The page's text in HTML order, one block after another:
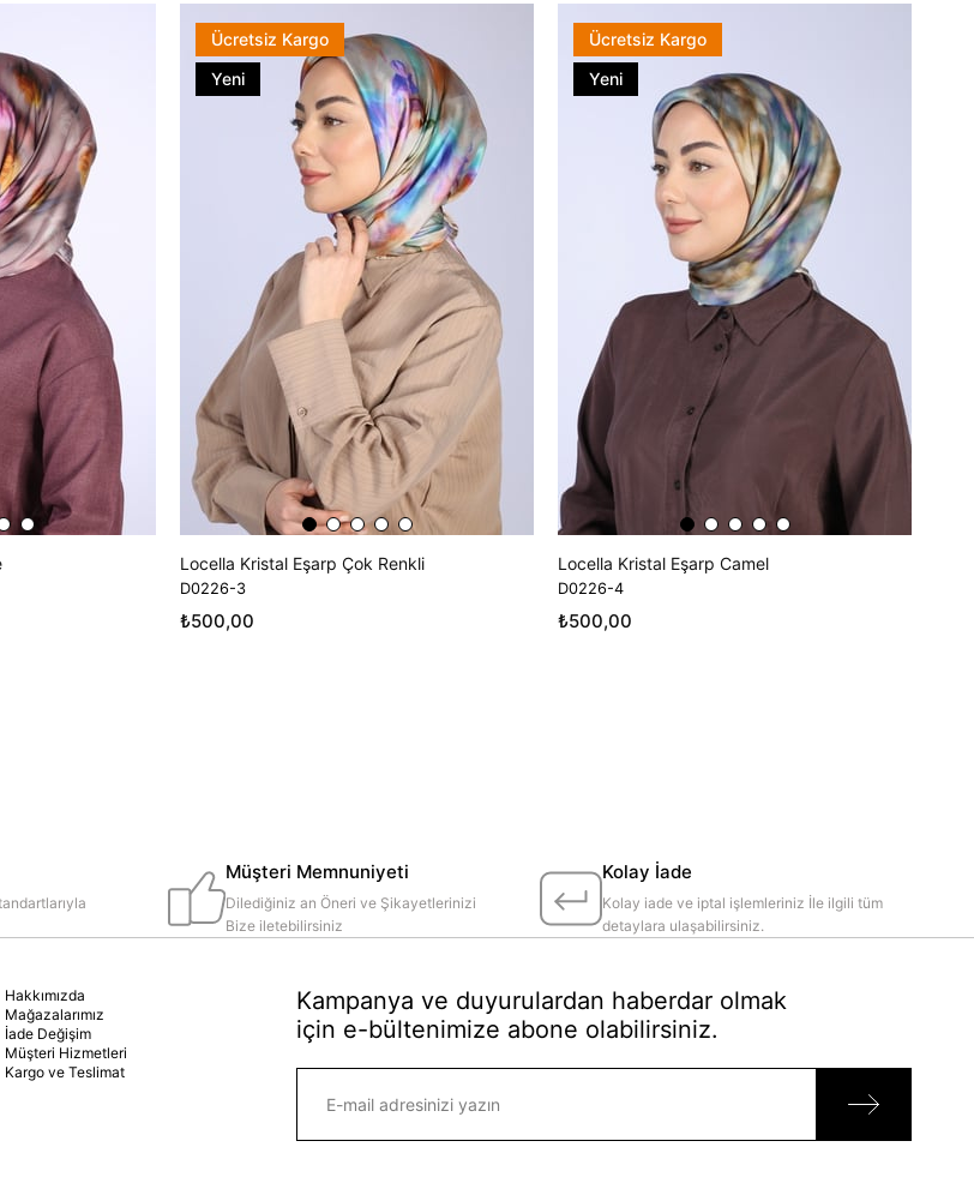
Locella Kristal Eşarp Çok Renkli
D0226-3
₺500,00
Ücretsiz Kargo
Yeni
Locella Kristal Eşarp Camel
D0226-4
₺500,00
Ücretsiz Kargo
Yeni
Müşteri Memnuniyeti
Dilediğiniz an Öneri ve Şikayetlerinizi
Bize iletebilirsiniz
Kolay İade
Kolay iade ve iptal işlemleriniz İle ilgili tüm
detaylara ulaşabilirsiniz.
Hakkımızda
Mağazalarımız
İade Değişim
Müşteri Hizmetleri
Kargo ve Teslimat
Kampanya ve duyurulardan haberdar olmak
için e-bültenimize abone olabilirsiniz.